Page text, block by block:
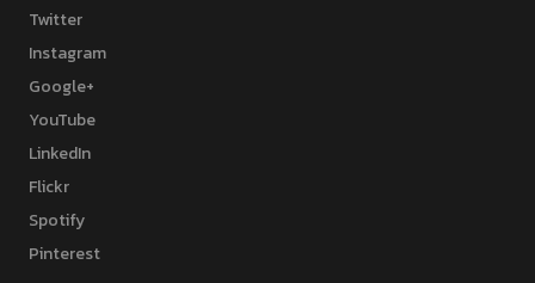
Twitter
Instagram
Google+
YouTube
LinkedIn
Flickr
Spotify
Pinterest